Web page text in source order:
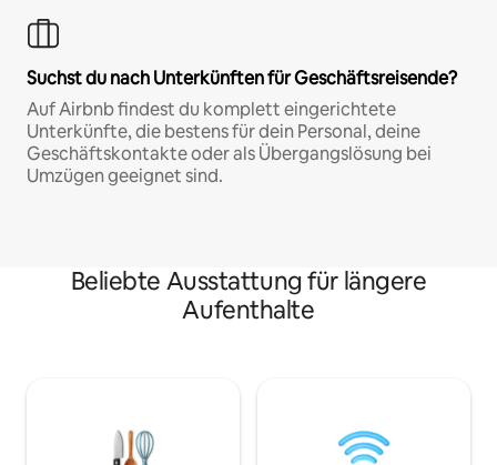
Suchst du nach Unterkünften für Geschäftsreisende?
Auf Airbnb findest du komplett eingerichtete
Unterkünfte, die bestens für dein Personal, deine
Geschäftskontakte oder als Übergangslösung bei
Umzügen geeignet sind.
Beliebte Ausstattung für längere
Aufenthalte